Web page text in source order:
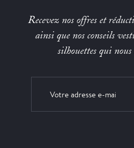
Recevez nos offres et
ainsi que nos conseils
silhouettes qui